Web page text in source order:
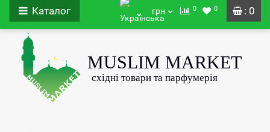
: 0
Каталог грн 0 0